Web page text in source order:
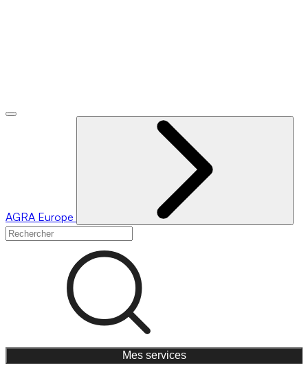
AGRA Europe
Mes services